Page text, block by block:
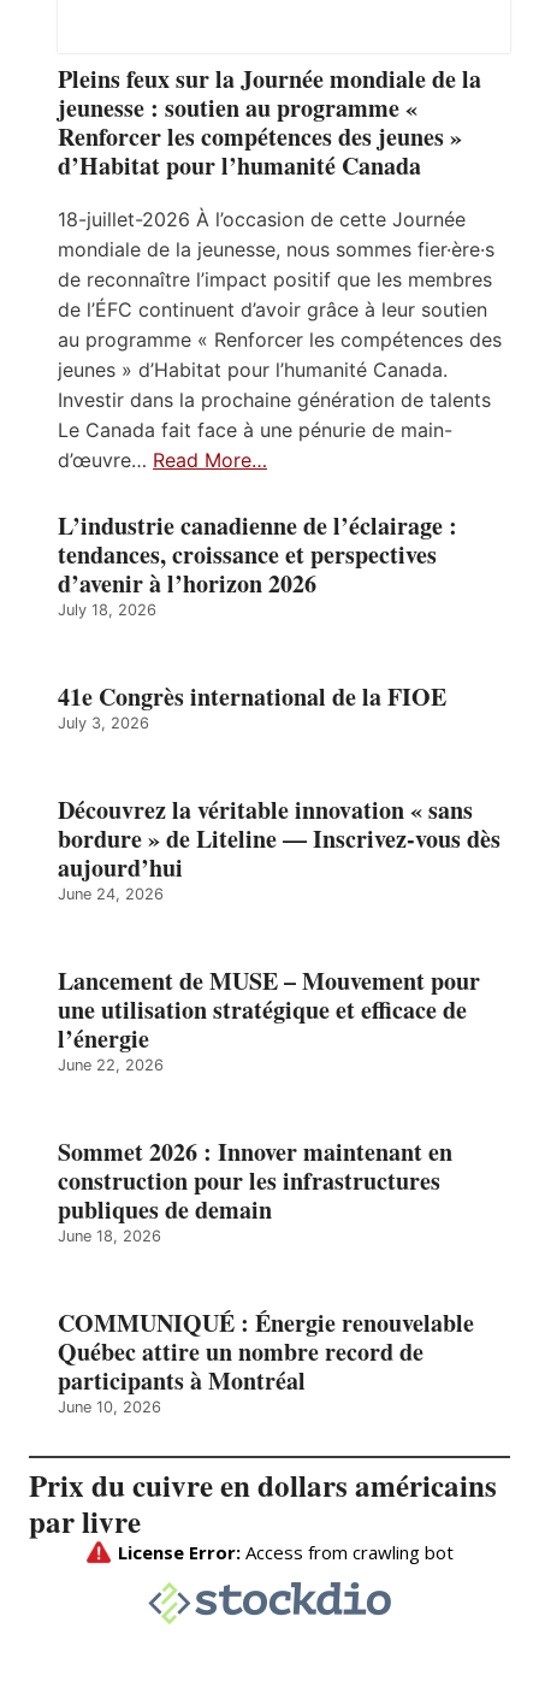
Pleins feux sur la Journée mondiale de la
jeunesse : soutien au programme «
Renforcer les compétences des jeunes »
d’Habitat pour l’humanité Canada
18-juillet-2026 À l’occasion de cette Journée
mondiale de la jeunesse, nous sommes fier·ère·s
de reconnaître l’impact positif que les membres
de l’ÉFC continuent d’avoir grâce à leur soutien
au programme « Renforcer les compétences des
jeunes » d’Habitat pour l’humanité Canada.
Investir dans la prochaine génération de talents
Le Canada fait face à une pénurie de main-
d’œuvre… Read More…
L’industrie canadienne de l’éclairage :
tendances, croissance et perspectives
d’avenir à l’horizon 2026
July 18, 2026
41e Congrès international de la FIOE
July 3, 2026
Découvrez la véritable innovation « sans
bordure » de Liteline — Inscrivez-vous dès
aujourd’hui
June 24, 2026
Lancement de MUSE – Mouvement pour
une utilisation stratégique et efficace de
l’énergie
June 22, 2026
Sommet 2026 : Innover maintenant en
construction pour les infrastructures
publiques de demain
June 18, 2026
COMMUNIQUÉ : Énergie renouvelable
Québec attire un nombre record de
participants à Montréal
June 10, 2026
Prix du cuivre en dollars américains
par livre